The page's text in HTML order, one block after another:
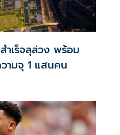
เร็จลุล่วง พร้อม
วามจุ 1 แสนคน